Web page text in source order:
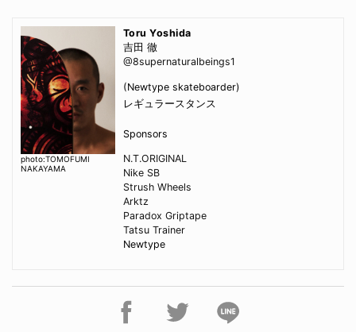
photo:TOMOFUMI
NAKAYAMA
Toru Yoshida
吉田 徹
@8supernaturalbeings1
(Newtype skateboarder)
レギュラースタンス
Sponsors
N.T.ORIGINAL
Nike SB
Strush Wheels
Arktz
Paradox Griptape
Tatsu Trainer
Newtype